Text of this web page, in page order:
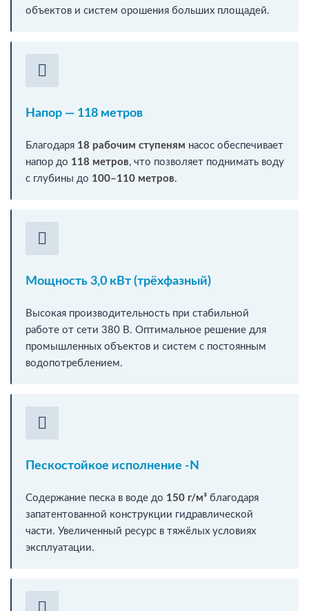
объектов и систем орошения больших площадей.
Напор — 118 метров
Благодаря 18 рабочим ступеням насос обеспечивает
напор до 118 метров, что позволяет поднимать воду
с глубины до 100–110 метров.
Мощность 3,0 кВт (трёхфазный)
Высокая производительность при стабильной
работе от сети 380 В. Оптимальное решение для
промышленных объектов и систем с постоянным
водопотреблением.
Пескостойкое исполнение -N
Содержание песка в воде до 150 г/м³ благодаря
запатентованной конструкции гидравлической
части. Увеличенный ресурс в тяжёлых условиях
эксплуатации.